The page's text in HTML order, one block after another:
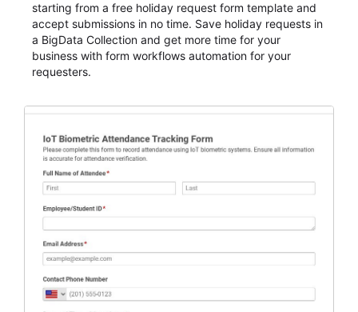
starting from a free holiday request form template and
accept submissions in no time. Save holiday requests in
a BigData Collection and get more time for your
business with form workflows automation for your
requesters.